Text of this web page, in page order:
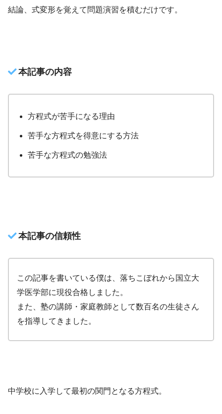
結論、式変形を覚えて問題演習を積むだけです。
本記事の内容
方程式が苦手になる理由
苦手な方程式を得意にする方法
苦手な方程式の勉強法
本記事の信頼性
この記事を書いている僕は、落ちこぼれから国立大
学医学部に現役合格しました。
また、塾の講師・家庭教師として数百名の生徒さん
を指導してきました。
中学校に入学して最初の関門となる方程式。